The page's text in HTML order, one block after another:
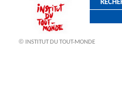
© INSTITUT DU TOUT-MONDE